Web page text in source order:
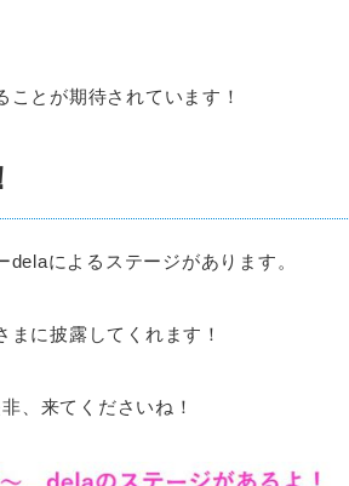
とが期待されています！
によるステージがあります。
に披露してくれます！
、来てくださいね！